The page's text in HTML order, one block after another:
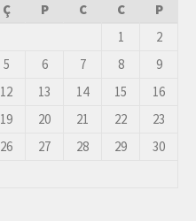
Ç P C C
P
1
2
5 6 7 8
9
12 13 14 15
16
19 20 21 22
23
26 27 28 29
30